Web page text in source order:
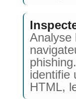
Analyse
identifie
HTML,